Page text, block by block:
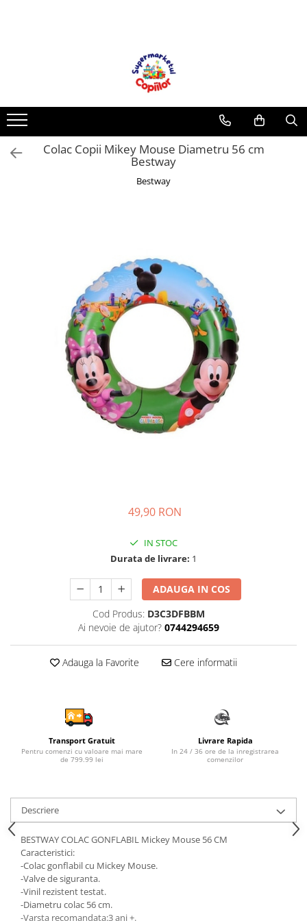
Accesorii pentru petrecere
Baloane
Mobila gradina & terasa
Carti de Povesti pentru Copii
Rechizite si papetarie pentru copii
Creioane colorate si carioci
Ghiozdane si genti
Harti de perete si globuri
Librarie online
Manuale si auxiliare scolare
Aspiratoare nazale si accesorii
Creme si lotiuni de corp copii
Olite si reductoare WC
Sampon si balsam copii
Sapun & Gel de dus copii
Ulei de corp copii
Arme de jucarie
Ateliere si bancuri de lucru
Bucatarii copii
Casute de papusi si mobilier
Cuburi si caramizi
Elicoptere, avioane si nave de
jucarie
Figurine
Frumusete, bijuterii si accesorii
fetite
Colac Copii Mikey Mouse Diametru 56 cm
Bestway
Bestway
49,90 RON
IN STOC
Durata de livrare: 1
ADAUGA IN COS
Cod Produs: D3C3DFBBM
Ai nevoie de ajutor? 0744294659
Adauga la Favorite Cere informatii
Transport Gratuit
Pentru comenzi cu valoare mai mare
de 799.99 lei
Livrare Rapida
In 24 / 36 ore de la inregistrarea
comenzilor
Descriere
BESTWAY COLAC GONFLABIL Mickey Mouse 56 CM
Caracteristici:
-Colac gonflabil cu Mickey Mouse.
-Valve de siguranta.
-Vinil rezistent testat.
-Diametru colac 56 cm.
-Varsta recomandata:3 ani +.